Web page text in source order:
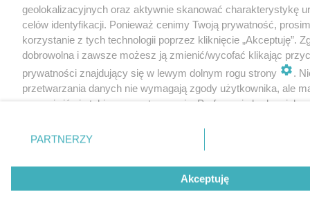
geolokalizacyjnych oraz aktywnie skanować charakterystykę
celów identyfikacji. Ponieważ cenimy Twoją prywatność,
korzystanie z tych technologii poprzez kliknięcie „Akceptuję”.
dobrowolna i zawsze możesz ją zmienić/wycofać klikając
prywatności znajdujący się w lewym dolnym rogu strony
.
przetwarzania danych nie wymagają zgody użytkownika, ale
sprzeciwić się takiemu przetwarzaniu. Preferencje będą miały
Zapoznaj się z poniższymi informacjami, abyś mógł
dotyczące przetwarzania Twoich danych znajdziesz w
Cookiesoraz po kliknięciu w „Ustawienia”.
PARTNERZY
Akceptuję